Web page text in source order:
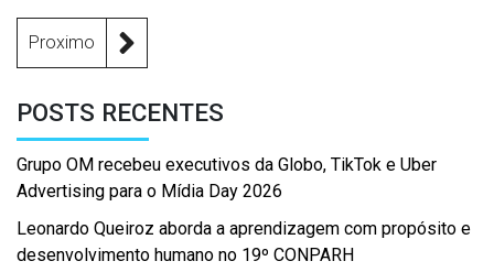
Proximo
POSTS RECENTES
Grupo OM recebeu executivos da Globo, TikTok e Uber
Advertising para o Mídia Day 2026
Leonardo Queiroz aborda a aprendizagem com propósito e
desenvolvimento humano no 19º CONPARH